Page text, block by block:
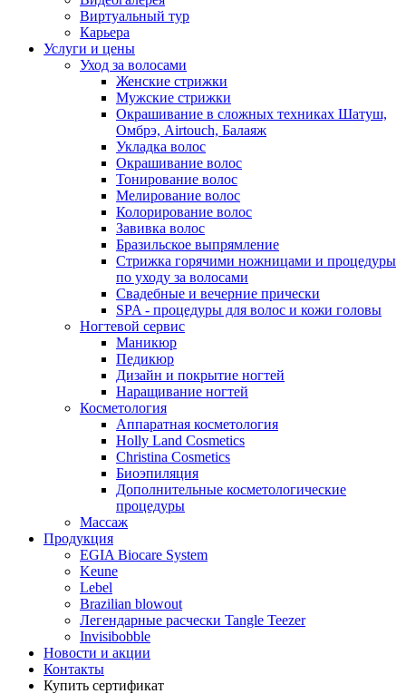
Виртуальный тур
Карьера
Услуги и цены
Уход за волосами
Женские стрижки
Мужские стрижки
Окрашивание в сложных техниках Шатуш,
Омбрэ, Airtouch, Балаяж
Укладка волос
Окрашивание волос
Тонирование волос
Мелирование волос
Колорирование волос
Завивка волос
Бразильское выпрямление
Стрижка горячими ножницами и процедуры
по уходу за волосами
Свадебные и вечерние прически
SPA - процедуры для волос и кожи головы
Ногтевой сервис
Маникюр
Педикюр
Дизайн и покрытие ногтей
Наращивание ногтей
Косметология
Аппаратная косметология
Holly Land Cosmetics
Christina Cosmetics
Биоэпиляция
Дополнительные косметологические
процедуры
Массаж
Продукция
EGIA Biocare System
Keune
Lebel
Brazilian blowout
Легендарные расчески Tangle Teezer
Invisibobble
Новости и акции
Контакты
Купить сертификат